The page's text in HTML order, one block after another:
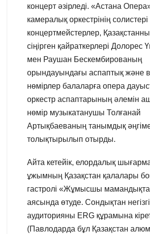
концерт әзірледі. «Астана
камералық оркестрінің
концертмейстерлер,
сіңірген қайраткерлері Долорес
мен Раушан Бескембированың
орындауындағы аспаптық және
нөмірлер балаларға опера
оркестр аспаптарының әлемін
нөмір музыкатанушы Толғанай
Артықбаеваның танымдық
толықтырылып отырды.
Айта кетейік, елордалық
ұжымның Қазақстан қалалары
гастролі «Жұмысшы
аясында өтуде. Сондықтан негізгі
аудиторияны ERG құрамына
(Павлодарда бұл Қазақстан